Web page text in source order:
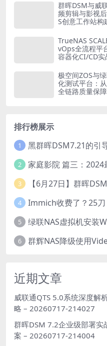
群晖DSM与威
频剪辑与影视
S创意工作站构
TrueNAS
vOps全流程平
容器化CI/CD实
极空间ZOS与
化测试平台：
全链路质量保
排行榜展示
1
2
3
4
5 绿联NAS虚拟机安装
6
近期文章
威联通QTS 5.0系统深度解
略 – 20260717-214027
群晖DSM 7.2企业级部署
案 – 20260717-214004